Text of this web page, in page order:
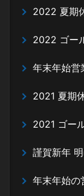
2022 夏期
2022 ゴー
年末年始営
2021 夏期
2021 ゴー
謹賀新年
年末年始の